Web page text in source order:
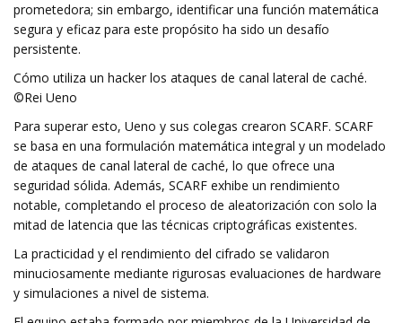
prometedora; sin embargo, identificar una función matemática
segura y eficaz para este propósito ha sido un desafío
persistente.
Cómo utiliza un hacker los ataques de canal lateral de caché.
©Rei Ueno
Para superar esto, Ueno y sus colegas crearon SCARF. SCARF
se basa en una formulación matemática integral y un modelado
de ataques de canal lateral de caché, lo que ofrece una
seguridad sólida. Además, SCARF exhibe un rendimiento
notable, completando el proceso de aleatorización con solo la
mitad de latencia que las técnicas criptográficas existentes.
La practicidad y el rendimiento del cifrado se validaron
minuciosamente mediante rigurosas evaluaciones de hardware
y simulaciones a nivel de sistema.